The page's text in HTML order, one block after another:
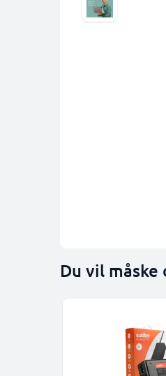
Du vil måske